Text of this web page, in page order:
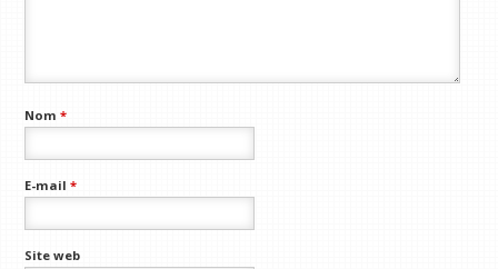
Nom*
E-mail*
Site web